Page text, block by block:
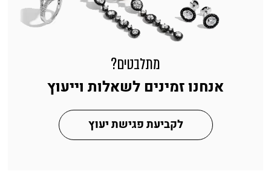
מתלבטים?
אנחנו זמינים לשאלות וייעוץ
לקביעת פגישת יעוץ